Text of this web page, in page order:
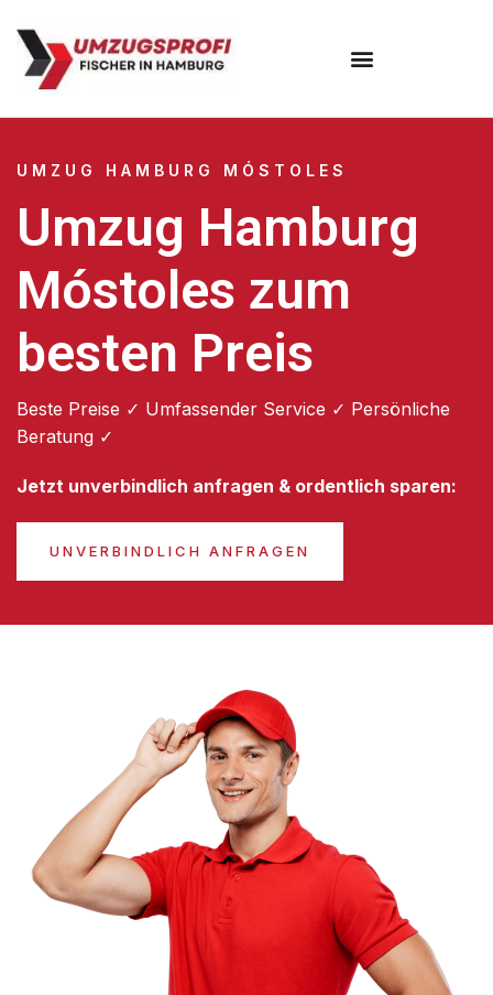
UMZUG HAMBURG MÓSTOLES
Umzug Hamburg
Móstoles zum
besten Preis
Beste Preise ✓ Umfassender Service ✓ Persönliche
Beratung ✓
Jetzt unverbindlich anfragen & ordentlich sparen:
UNVERBINDLICH ANFRAGEN